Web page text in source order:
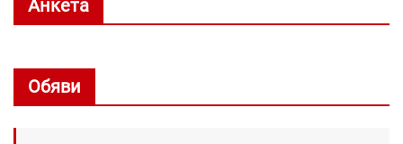
Анкета
Обяви